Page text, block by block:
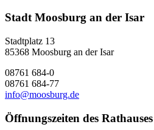
Stadt Moosburg an der Isar
Stadtplatz 13
85368 Moosburg an der Isar
08761 684-0
08761 684-77
info@moosburg.de
Öffnungszeiten des Rathauses